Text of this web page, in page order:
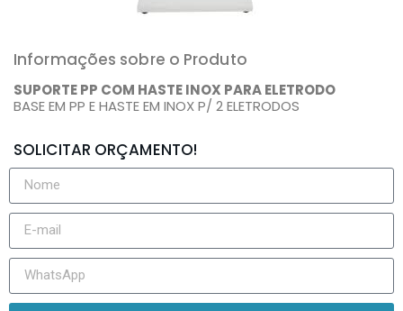
Informações sobre o Produto
SUPORTEPP COM HASTEINOX PARAELETRODO
BASE EM PP E HASTE EM INOX P/ 2 ELETRODOS
SOLICITAR ORÇAMENTO!